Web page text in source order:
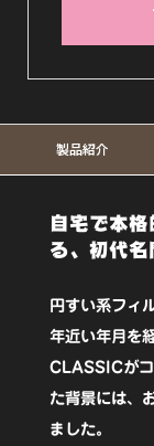
ス
ト
ン】
21
ク
リ
ア
グ
リ
製品紹介
自宅で本
る、初代名
円すい系フィ
年近い年月を
CLASSICがコ
た背景には、
ました。